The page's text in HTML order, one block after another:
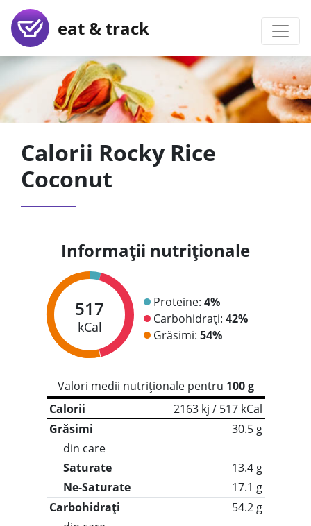
eat & track
Calorii Rocky Rice
Coconut
Informații nutriționale
517
kCal
Proteine: 4%
Carbohidrați: 42%
Grăsimi: 54%
Valori medii nutriționale pentru 100 g
Calorii
2163 kj / 517 kCal
Grăsimi
30.5 g
din care
Saturate
13.4 g
Ne-Saturate
17.1 g
Carbohidrați
54.2 g